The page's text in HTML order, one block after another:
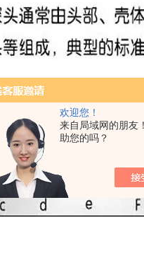
欢迎您！
来自局域网的朋友
助您的吗？